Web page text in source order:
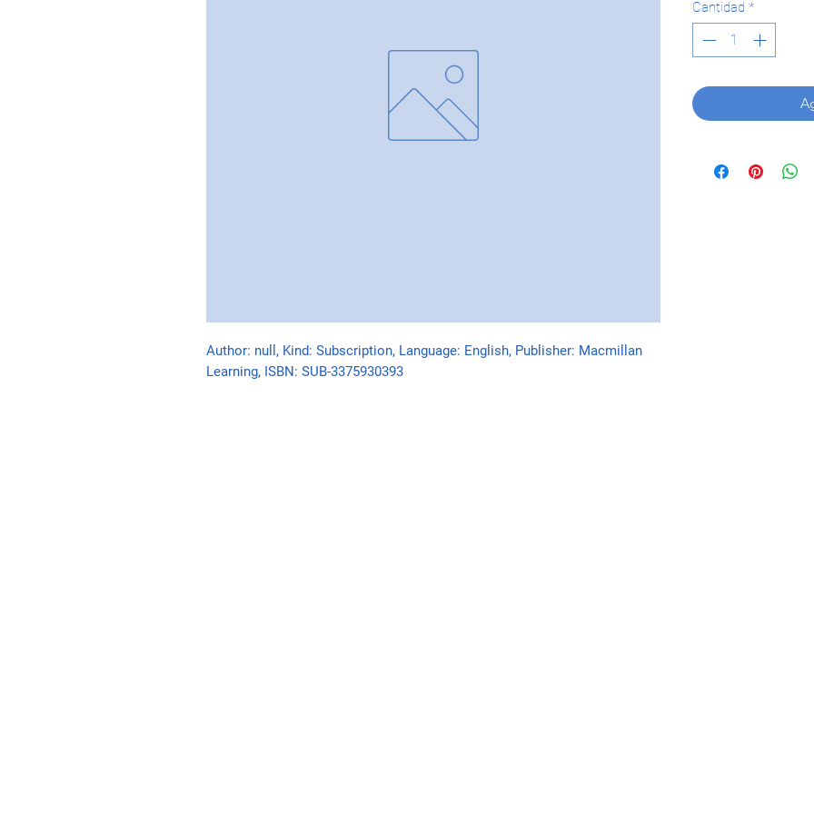
Author: null, Kind: Subscription, Language: English, Publisher: Macmillan
Learning, ISBN: SUB-3375930393
Cantidad *